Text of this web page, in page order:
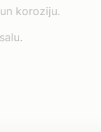
koroziju.